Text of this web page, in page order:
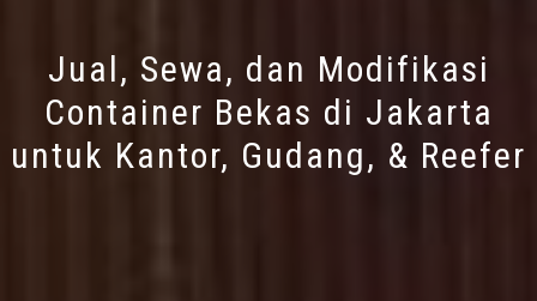
Jual, Sewa, dan Modifikasi
Container Bekas di Jakarta
untuk Kantor, Gudang, & Reefer